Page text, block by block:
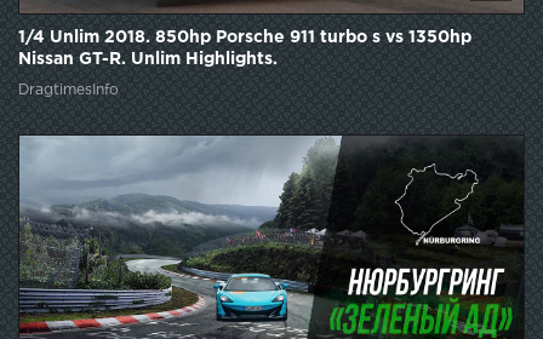
1/4 Unlim 2018. 850hp Porsche 911 turbo s vs 1350hp
Nissan GT-R. Unlim Highlights.
DragtimesInfo